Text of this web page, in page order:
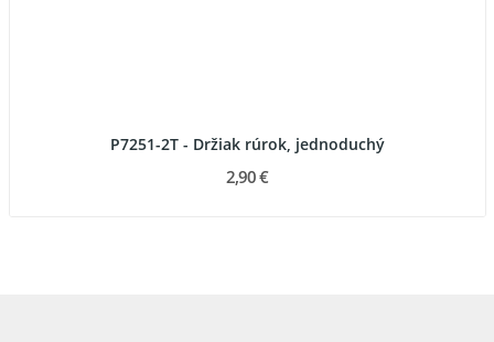
P7251-2T - Držiak rúrok, jednoduchý
2,90 €